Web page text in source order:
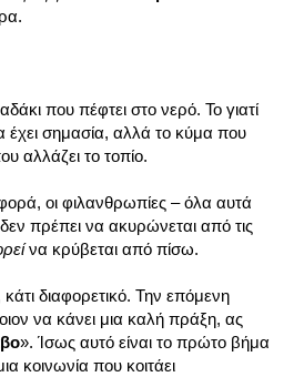
που πέφτει στο νερό. Το γιατί
έχει σημασία, αλλά το κύμα που
αλλάζει το τοπίο.
οι φιλανθρωπίες – όλα αυτά
πρέπει να ακυρώνεται από τις
να κρύβεται από πίσω.
διαφορετικό. Την επόμενη
να κάνει μια καλή πράξη, ας
». Ίσως αυτό είναι το πρώτο βήμα
κοινωνία που κοιτάει